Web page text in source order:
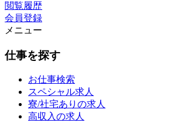
閲覧履歴
会員登録
メニュー
仕事を探す
お仕事検索
スペシャル求人
寮/社宅ありの求人
高収入の求人